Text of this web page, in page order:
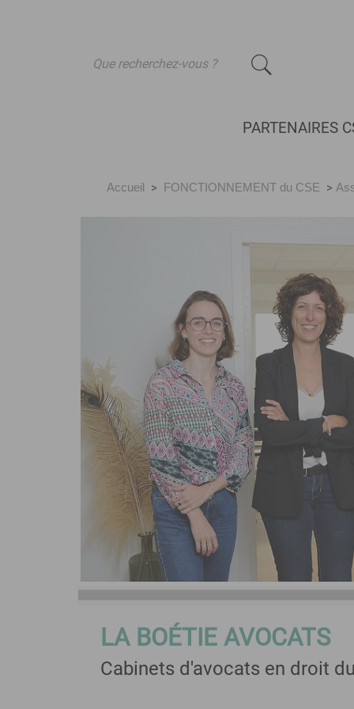
PARTENAIRES
Accueil > FONCTIONNEMENT du CSE >
LA BOÉTIE AVOCATS
Cabinets d'avocats en droit